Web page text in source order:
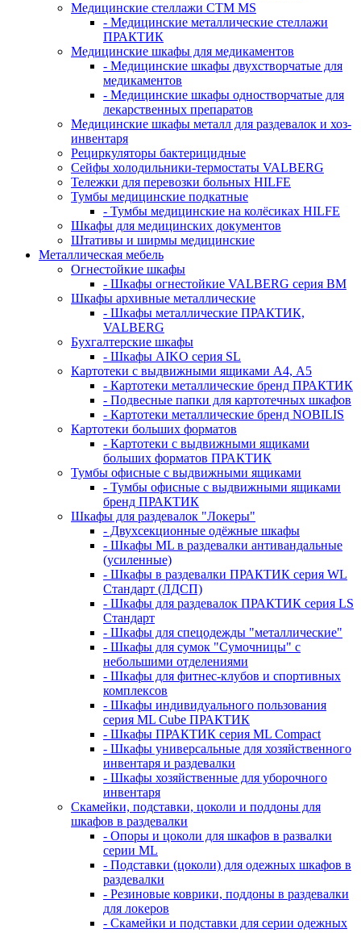
Медицинские стеллажи CTM MS
- Медицинские металлические стеллажи
ПРАКТИК
Медицинские шкафы для медикаментов
- Медицинские шкафы двухстворчатые для
медикаментов
- Медицинские шкафы одностворчатые для
лекарственных препаратов
Медицинские шкафы металл для раздевалок и хоз-
инвентаря
Рециркуляторы бактерицидные
Сейфы холодильники-термостаты VALBERG
Тележки для перевозки больных HILFE
Тумбы медицинские подкатные
- Тумбы медицинские на колёсиках HILFE
Шкафы для медицинских документов
Штативы и ширмы медицинские
Металлическая мебель
Огнестойкие шкафы
- Шкафы огнестойкие VALBERG серия BM
Шкафы архивные металлические
- Шкафы металлические ПРАКТИК,
VALBERG
Бухгалтерские шкафы
- Шкафы AIKO серия SL
Картотеки с выдвижными ящиками А4, А5
- Картотеки металлические бренд ПРАКТИК
- Подвесные папки для картотечных шкафов
- Картотеки металлические бренд NOBILIS
Картотеки больших форматов
- Картотеки с выдвижными ящиками
больших форматов ПРАКТИК
Тумбы офисные с выдвижными ящиками
- Тумбы офисные с выдвижными ящиками
бренд ПРАКТИК
Шкафы для раздевалок "Локеры"
- Двухсекционные одёжные шкафы
- Шкафы ML в раздевалки антивандальные
(усиленные)
- Шкафы в раздевалки ПРАКТИК серия WL
Стандарт (ЛДСП)
- Шкафы для раздевалок ПРАКТИК серия LS
Стандарт
- Шкафы для спецодежды "металлические"
- Шкафы для сумок "Сумочницы" с
небольшими отделениями
- Шкафы для фитнес-клубов и спортивных
комплексов
- Шкафы индивидуального пользования
серия ML Cube ПРАКТИК
- Шкафы ПРАКТИК серия ML Compact
- Шкафы универсальные для хозяйственного
инвентаря и раздевалки
- Шкафы хозяйственные для уборочного
инвентаря
Скамейки, подставки, цоколи и поддоны для
шкафов в раздевалки
- Опоры и цоколи для шкафов в развалки
серии ML
- Подставки (цоколи) для одежных шкафов в
раздевалки
- Резиновые коврики, поддоны в раздевалки
для локеров
- Скамейки и подставки для серии одежных